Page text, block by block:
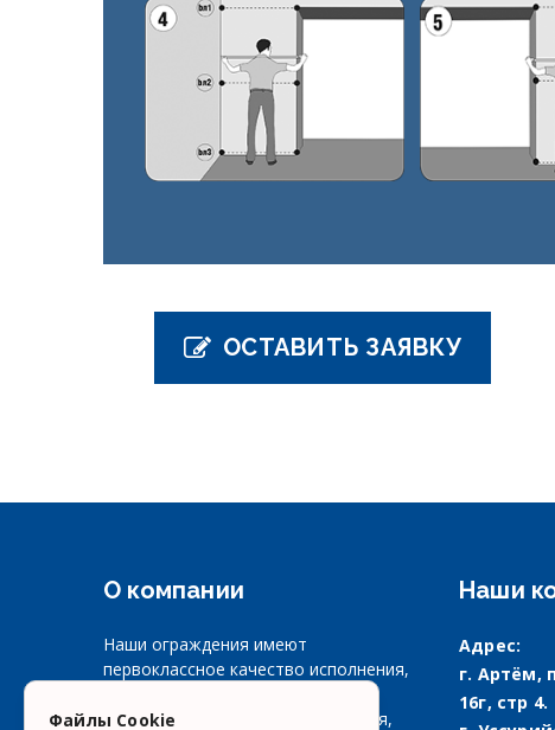
ОСТАВИТЬ ЗАЯВКУ
О компании
Наши ограждения имеют
первоклассное качество исполнения,
направлений и способов открытия,
Наши
Адрес:
г. Артём,
16г, стр 4.
Файлы Cookie